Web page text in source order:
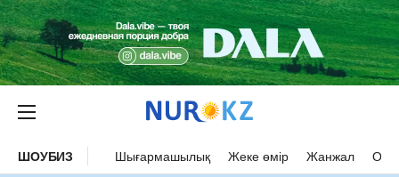
ШОУБИЗ Шығармашылық Жеке өмір Жанжал